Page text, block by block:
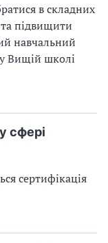
в складних
підвищити
навчальний
Вищій школі
сфері
сертифікація